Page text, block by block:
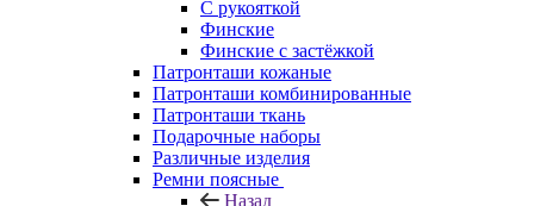
С рукояткой
Финские
Финские с застёжкой
Патронташи кожаные
Патронташи комбинированные
Патронташи ткань
Подарочные наборы
Различные изделия
Ремни поясные
Назад